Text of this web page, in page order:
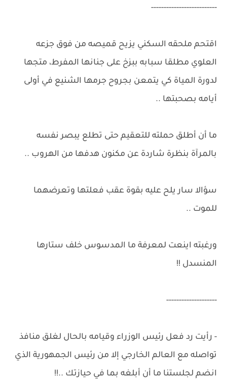
--------------------------
اقتحم ملحقه السكني يزيح قميصه من فوق جزعه
العلوي مطلقا سبابه ببزخ على جنانها المفرط، متجها
لدورة المياة كي يتمعن بجروح جرمها الشنيع في أولى
أيامه بصحبتها ..
ما أن أطلق حملته للتعقيم حتى تطلع يبصر نفسه
بالمرآة بنظرة شاردة عن مكنون هدفها من الهروب ..
سؤالا سار يلح عليه بقوة عقب فعلتها وتعرضهما
للموت ..
ورغبته اينعت لمعرفة ما المدسوس خلف ستارها
المنسدل !!
--------------------
- رأيت رد فعل رئيس الوزراء وقيامه بالحال لغلق منافذ
تواصله مع العالم الخارجي إلا من رئيس الجمهورية الذي
انضم لجلستنا ما أن أبلغه بما في حيازتك ..!!